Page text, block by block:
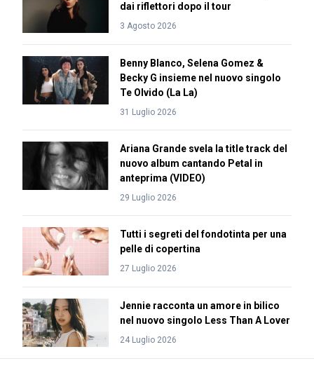
dai riflettori dopo il tour
3 Agosto 2026
Benny Blanco, Selena Gomez &
Becky G insieme nel nuovo singolo
Te Olvido (La La)
31 Luglio 2026
Ariana Grande svela la title track del
nuovo album cantando Petal in
anteprima (VIDEO)
29 Luglio 2026
Tutti i segreti del fondotinta per una
pelle di copertina
27 Luglio 2026
Jennie racconta un amore in bilico
nel nuovo singolo Less Than A Lover
24 Luglio 2026